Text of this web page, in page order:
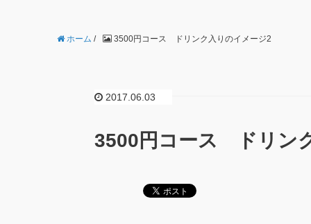
ホーム / 3500円コース ドリンク入りのイメージ2
2017.06.03
3500円コース ドリン